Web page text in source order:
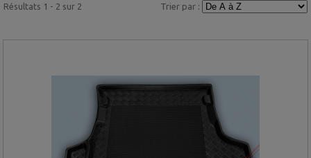
Résultats 1 - 2 sur 2 Trier par :